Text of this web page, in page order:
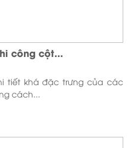
công cột...
tiết khá đặc trưng của các
cách...